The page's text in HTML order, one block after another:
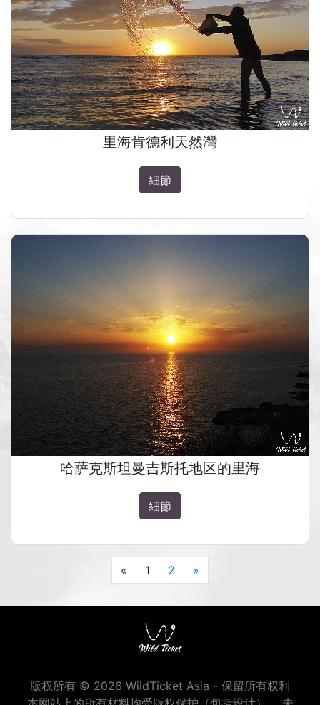
里海肯德利天然灣
細節
哈萨克斯坦曼吉斯托地区的里海
細節
«Previous
1 2 »Next
版权所有 © 2026 WildTicket Asia - 保留所有权利